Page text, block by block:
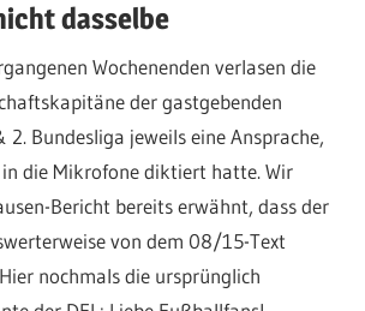
dasselbe
Wochenenden verlasen die
der gastgebenden
2. Bundesliga jeweils eine Ansprache,
in die Mikrofone diktiert hatte. Wir
Bericht bereits erwähnt, dass der
von dem 08/15-Text
nochmals die ursprünglich